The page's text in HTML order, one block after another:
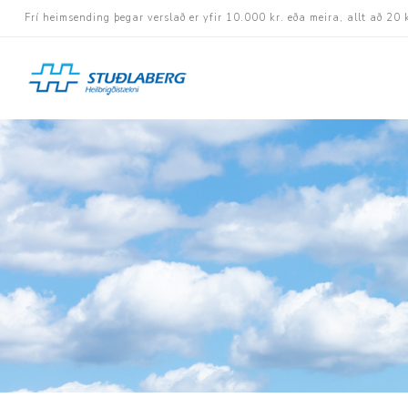
Frí heimsending þegar verslað er yfir 10.000 kr. eða meira, allt að 20
Hjólastólar
Aukabúnaður
Aflbúnaður og
Fastramma
Rafknúnir hjólastólar
Rafskutlur
Krossramma